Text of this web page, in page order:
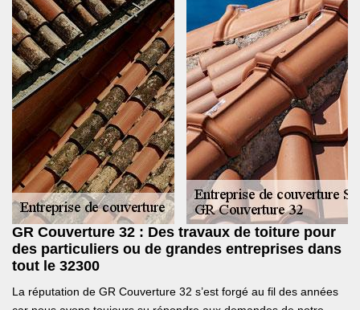
GR Couverture 32 : Des travaux de toiture pour
des particuliers ou de grandes entreprises dans
tout le 32300
La réputation de GR Couverture 32 s’est forgé au fil des années